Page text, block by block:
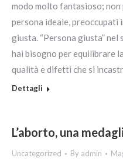
modo molto fantasioso;
persona ideale, preoccupati
giusta. “Persona giusta” nel
hai bisogno per equilibrare
qualità e difetti che si
Dettagli
L’aborto, una
Uncategorized By admin